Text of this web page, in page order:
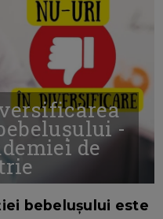
-
de
bebelușului este